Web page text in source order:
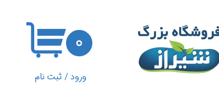
ورود/ ثبت نام
تغییر گذر واژه
سفارشات
۰